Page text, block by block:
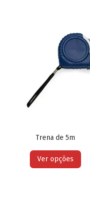
Trena de 5m
Ver opções